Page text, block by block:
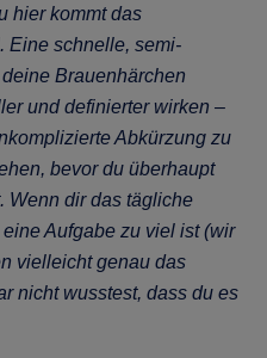
hier kommt das
Eine schnelle, semi-
Brauenhärchen
und definierter wirken –
Abkürzung zu
bevor du überhaupt
Wenn dir das tägliche
Aufgabe zu viel ist (wir
vielleicht genau das
nicht wusstest, dass du es